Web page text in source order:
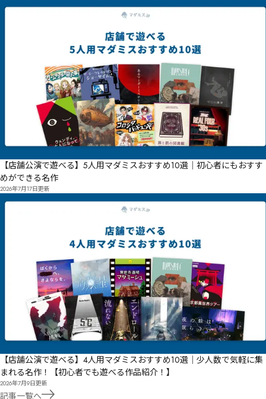
【店舗公演で遊べる】5人用マダミスおすすめ10選｜初心者にもおすす
めができる名作
2026年7月17日更新
【店舗公演で遊べる】4人用マダミスおすすめ10選｜少人数で気軽に集
まれる名作！【初心者でも遊べる作品紹介！】
2026年7月9日更新
記事一覧へ